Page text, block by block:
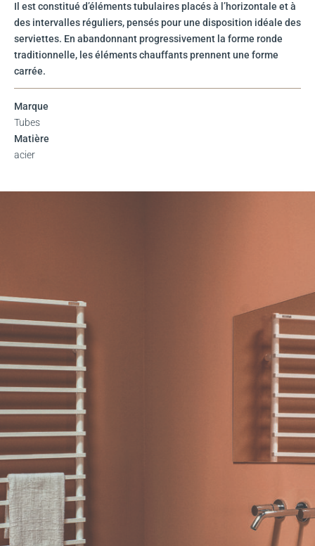
Il est constitué d’éléments tubulaires placés à l’horizontale et à
des intervalles réguliers, pensés pour une disposition idéale des
serviettes. En abandonnant progressivement la forme ronde
traditionnelle, les éléments chauffants prennent une forme
carrée.
Marque
Tubes
Matière
acier